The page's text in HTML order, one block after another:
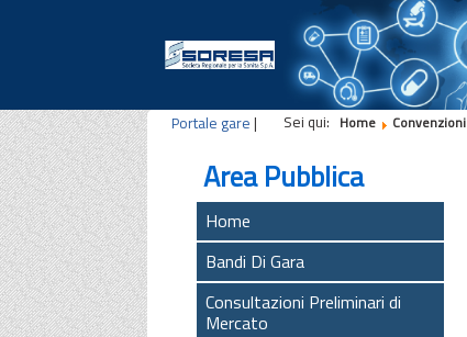
Portale gare | Sei qui: Home Convenzioni
Area Pubblica
Home
Bandi Di Gara
Consultazioni Preliminari di
Mercato